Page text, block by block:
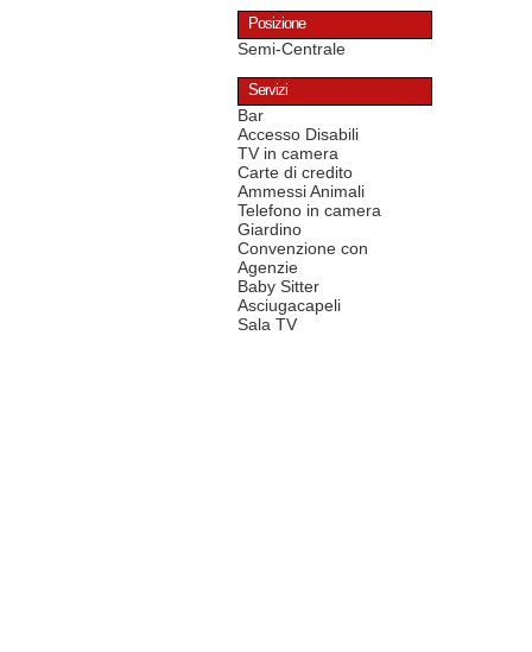
Posizione
Semi-Centrale
Servizi
Bar
Accesso Disabili
TV in camera
Carte di credito
Ammessi Animali
Telefono in camera
Giardino
Convenzione con
Agenzie
Baby Sitter
Asciugacapeli
Sala TV